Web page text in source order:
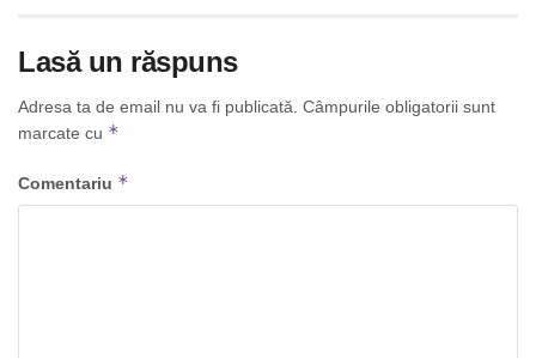
Lasă un răspuns
Adresa ta de email nu va fi publicată. Câmpurile obligatorii sunt
marcate cu *
Comentariu *